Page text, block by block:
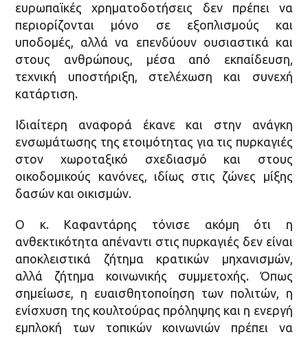
ευρωπαϊκές χρηματοδοτήσεις δεν πρέπει να
περιορίζονται μόνο σε εξοπλισμούς και
υποδομές, αλλά να επενδύουν ουσιαστικά και
στους ανθρώπους, μέσα από εκπαίδευση,
τεχνική υποστήριξη, στελέχωση και συνεχή
κατάρτιση.
Ιδιαίτερη αναφορά έκανε και στην ανάγκη
ενσωμάτωσης της ετοιμότητας για τις πυρκαγιές
στον χωροταξικό σχεδιασμό και στους
οικοδομικούς κανόνες, ιδίως στις ζώνες μίξης
δασών και οικισμών.
Ο κ. Καφαντάρης τόνισε ακόμη ότι η
ανθεκτικότητα απέναντι στις πυρκαγιές δεν είναι
αποκλειστικά ζήτημα κρατικών μηχανισμών,
αλλά ζήτημα κοινωνικής συμμετοχής. Όπως
σημείωσε, η ευαισθητοποίηση των πολιτών, η
ενίσχυση της κουλτούρας πρόληψης και η ενεργή
εμπλοκή των τοπικών κοινωνιών πρέπει να